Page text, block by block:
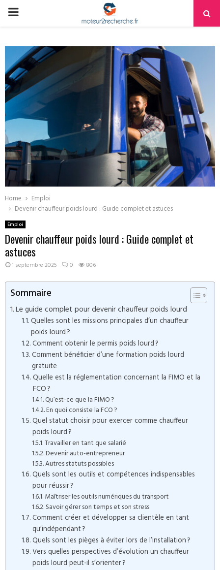
PRIMARY
Home
Emploi
Devenir chauffeur poids lourd : Guide complet et astuces
Emploi
Devenir chauffeur poids lourd : Guide complet et
astuces
1 septembre 2025 0 806
Sommaire
Le guide complet pour devenir chauffeur poids lourd
Quelles sont les missions principales d’un chauffeur
poids lourd ?
Comment obtenir le permis poids lourd ?
Comment bénéficier d’une formation poids lourd
gratuite
Quelle est la réglementation concernant la FIMO et la
FCO ?
Qu’est-ce que la FIMO ?
En quoi consiste la FCO ?
Quel statut choisir pour exercer comme chauffeur
poids lourd ?
Travailler en tant que salarié
Devenir auto-entrepreneur
Autres statuts possibles
Quels sont les outils et compétences indispensables
pour réussir ?
Maîtriser les outils numériques du transport
Savoir gérer son temps et son stress
Comment créer et développer sa clientèle en tant
qu’indépendant ?
Quels sont les pièges à éviter lors de l’installation ?
Vers quelles perspectives d’évolution un chauffeur
poids lourd peut-il s’orienter ?